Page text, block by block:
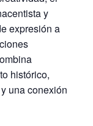
y
expresión a
histórico,
una conexión